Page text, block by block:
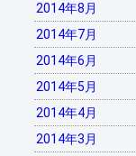
2014年8月
2014年7月
2014年6月
2014年5月
2014年4月
2014年3月